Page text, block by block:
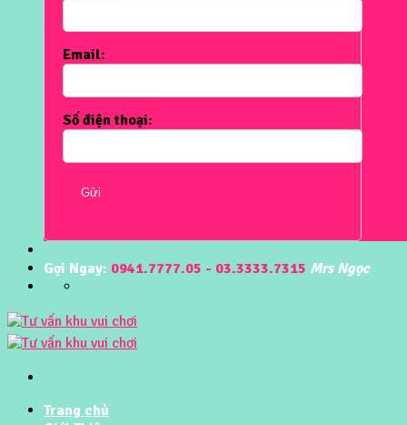
Email:
Số điện thoại:
Gửi
Gọi Ngay: 0941.7777.05 - 03.3333.7315 Mrs Ngọc
Trang chủ